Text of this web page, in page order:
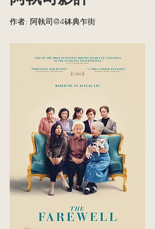
作者: 阿執司@4砵典乍街